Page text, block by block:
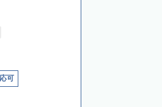
可